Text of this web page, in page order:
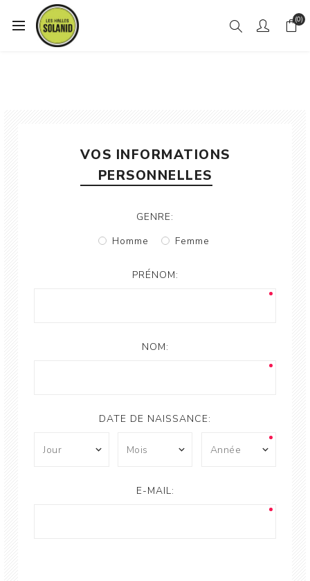
(0)
VOS INFORMATIONS
PERSONNELLES
GENRE:
Homme
Femme
PRÉNOM:
NOM:
DATE DE NAISSANCE:
E-MAIL: